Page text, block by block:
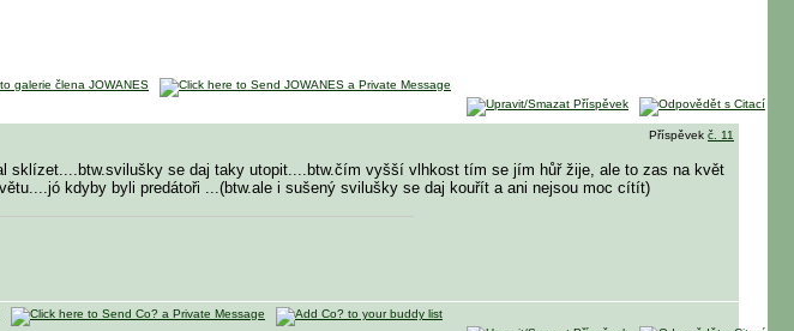
Příspěvek č. 11
se daj taky utopit....btw.čím vyšší vlhkost tím se jím hůř žije, ale to zas na květ
kdyby byli predátoři ...(btw.ale i sušený svilušky se daj kouřít a ani nejsou moc cítít)